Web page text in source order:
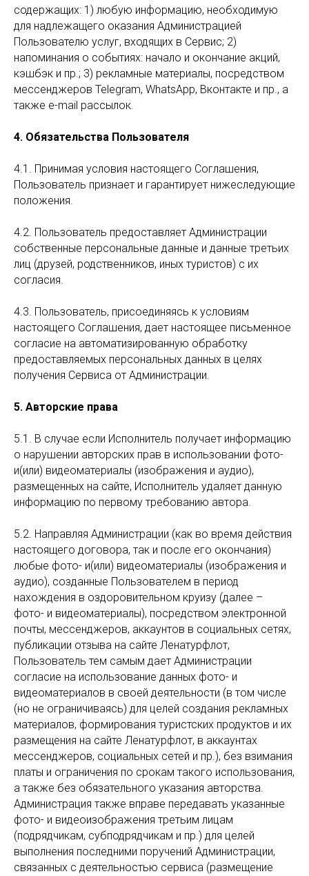
содержащих: 1) любую информацию, необходимую
для надлежащего оказания Администрацией
Пользователю услуг, входящих в Сервис; 2)
напоминания о событиях: начало и окончание акций,
кэшбэк и пр.; 3) рекламные материалы, посредством
мессенджеров Telegram, WhatsApp, Вконтакте и пр., а
также е-mail рассылок.
4. Обязательства Пользователя
4.1. Принимая условия настоящего Соглашения,
Пользователь признает и гарантирует нижеследующие
положения.
4.2. Пользователь предоставляет Администрации
собственные персональные данные и данные третьих
лиц (друзей, родственников, иных туристов) с их
согласия.
4.3. Пользователь, присоединяясь к условиям
настоящего Соглашения, дает настоящее письменное
согласие на автоматизированную обработку
предоставляемых персональных данных в целях
получения Сервиса от Администрации.
5. Авторские права
5.1. В случае если Исполнитель получает информацию
о нарушении авторских прав в использовании фото-
и(или) видеоматериалы (изображения и аудио),
размещенных на сайте, Исполнитель удаляет данную
информацию по первому требованию автора.
5.2. Направляя Администрации (как во время действия
настоящего договора, так и после его окончания)
любые фото- и(или) видеоматериалы (изображения и
аудио), созданные Пользователем в период
нахождения в оздоровительном круизу (далее –
фото- и видеоматериалы), посредством электронной
почты, мессенджеров, аккаунтов в социальных сетях,
публикации отзыва на сайте Ленатурфлот,
Пользователь тем самым дает Администрации
согласие на использование данных фото- и
видеоматериалов в своей деятельности (в том числе
(но не ограничиваясь) для целей создания рекламных
материалов, формирования туристских продуктов и их
размещения на сайте Ленатурфлот, в аккаунтах
мессенджеров, социальных сетей и пр.), без взимания
платы и ограничения по срокам такого использования,
а также без обязательного указания авторства.
Администрация также вправе передавать указанные
фото- и видеоизображения третьим лицам
(подрядчикам, субподрядчикам и пр.) для целей
выполнения последними поручений Администрации,
связанных с деятельностью сервиса (размещение